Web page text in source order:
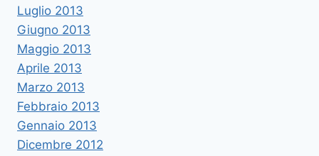
Luglio 2013
Giugno 2013
Maggio 2013
Aprile 2013
Marzo 2013
Febbraio 2013
Gennaio 2013
Dicembre 2012